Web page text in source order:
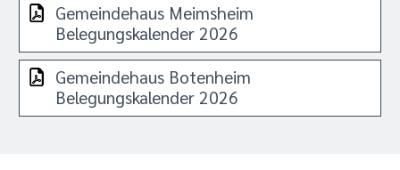
Gemeindehaus Meimsheim
Belegungskalender 2026
Gemeindehaus Botenheim
Belegungskalender 2026